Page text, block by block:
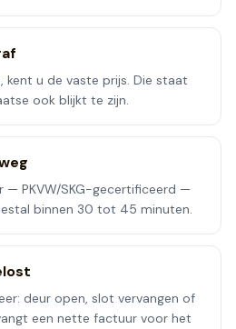
u de vaste prijs. Die staat
ook blijkt te zijn.
— PKVW/SKG-gecertificeerd —
binnen 30 tot 45 minuten.
deur open, slot vervangen of
een nette factuur voor het